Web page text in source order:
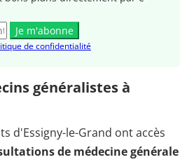
Je m'abonne
de confidentialité
généralistes à
d'Essigny-le-Grand ont accès
de médecine générale